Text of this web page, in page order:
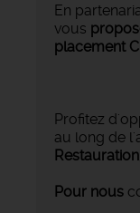
En
vous
placement
Profitez
au long de
Pour nous